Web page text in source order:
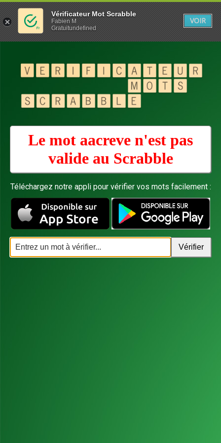
Le mot aacreve n'est pas
valide au Scrabble
Téléchargez notre appli pour vérifier vos mots facilement :
Vérificateur Mot Scrabble
Fabien M
Gratuitundefined
VOIR